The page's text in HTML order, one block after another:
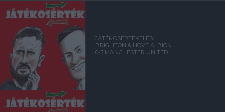
JÁTÉKOSÉRTÉKELÉS:
BRIGHTON & HOVE ALBION
0-3 MANCHESTER UNITED